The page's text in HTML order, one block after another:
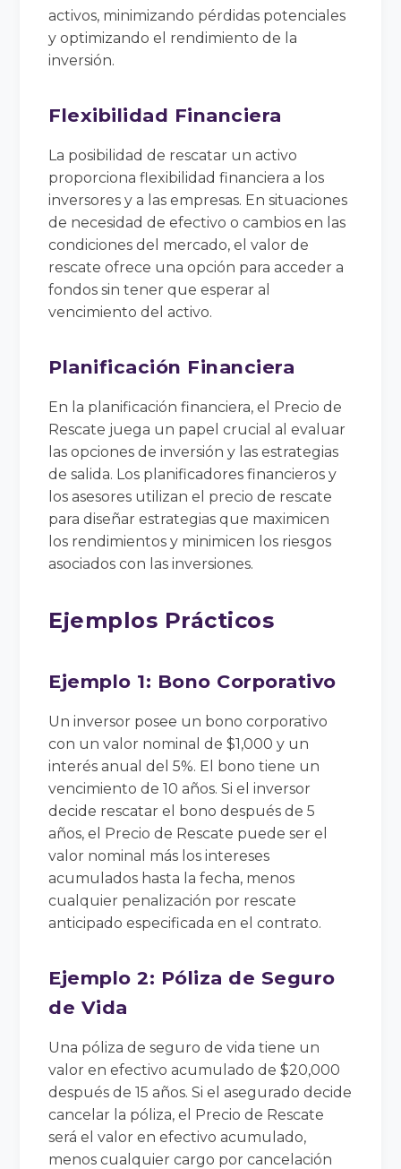
activos, minimizando pérdidas potenciales
y optimizando el rendimiento de la
inversión.
Flexibilidad Financiera
La posibilidad de rescatar un activo
proporciona flexibilidad financiera a los
inversores y a las empresas. En situaciones
de necesidad de efectivo o cambios en las
condiciones del mercado, el valor de
rescate ofrece una opción para acceder a
fondos sin tener que esperar al
vencimiento del activo.
Planificación Financiera
En la planificación financiera, el Precio de
Rescate juega un papel crucial al evaluar
las opciones de inversión y las estrategias
de salida. Los planificadores financieros y
los asesores utilizan el precio de rescate
para diseñar estrategias que maximicen
los rendimientos y minimicen los riesgos
asociados con las inversiones.
Ejemplos Prácticos
Ejemplo 1: Bono Corporativo
Un inversor posee un bono corporativo
con un valor nominal de $1,000 y un
interés anual del 5%. El bono tiene un
vencimiento de 10 años. Si el inversor
decide rescatar el bono después de 5
años, el Precio de Rescate puede ser el
valor nominal más los intereses
acumulados hasta la fecha, menos
cualquier penalización por rescate
anticipado especificada en el contrato.
Ejemplo 2: Póliza de Seguro
de Vida
Una póliza de seguro de vida tiene un
valor en efectivo acumulado de $20,000
después de 15 años. Si el asegurado decide
cancelar la póliza, el Precio de Rescate
será el valor en efectivo acumulado,
menos cualquier cargo por cancelación